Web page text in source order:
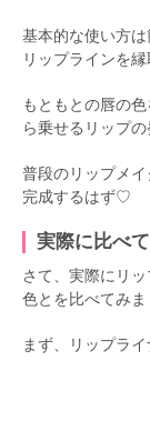
基本的な使い方は
リップラインを
もともとの唇の
ら乗せるリップ
普段のリップメ
完成するはず♡
実際に比べ
さて、実際にリ
色とを比べてみま
まず、リップラ